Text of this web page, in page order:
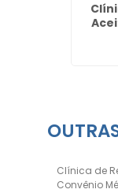
Clínica de
Convênio